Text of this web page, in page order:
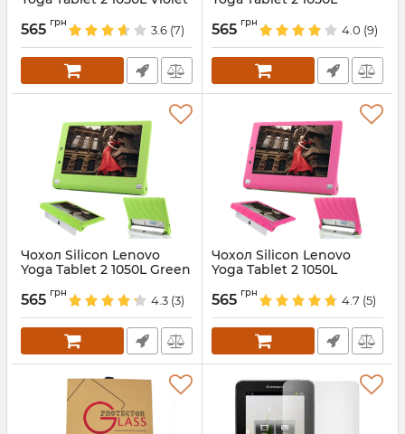
565 грн
3.6 (7) Артикул:4957
565 грн
4.0 (9)
Чохол Silicon Lenovo
Yoga Tablet 2 1050L Green
565 грн
4.3 (3)
Чохол Silicon Lenovo
Yoga Tablet 2 1050L
Артикул:4955
565 грн
4.7 (5)